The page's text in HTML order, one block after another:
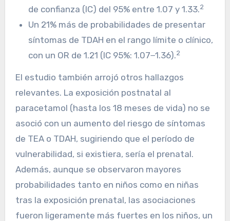
de confianza (IC) del 95% entre 1.07 y 1.33.2
Un 21% más de probabilidades de presentar
síntomas de TDAH en el rango límite o clínico,
con un OR de 1.21 (IC 95%: 1.07−1.36).2
El estudio también arrojó otros hallazgos
relevantes. La exposición postnatal al
paracetamol (hasta los 18 meses de vida) no se
asoció con un aumento del riesgo de síntomas
de TEA o TDAH, sugiriendo que el período de
vulnerabilidad, si existiera, sería el prenatal.
Además, aunque se observaron mayores
probabilidades tanto en niños como en niñas
tras la exposición prenatal, las asociaciones
fueron ligeramente más fuertes en los niños, un